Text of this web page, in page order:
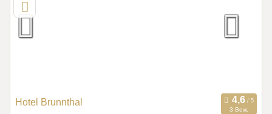
Hotel Brunnthal
3 Bew.